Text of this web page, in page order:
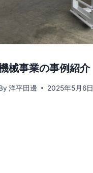
械事業の事例紹介
洋平田邊 2025年5月6日